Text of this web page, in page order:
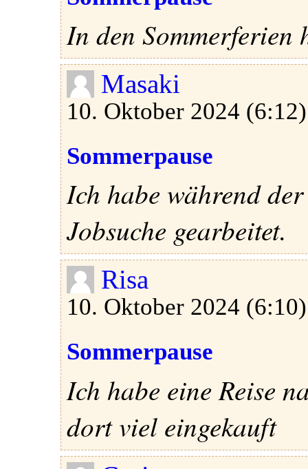
In den Sommerferien
Masaki
10. Oktober 2024 (6:12)
Sommerpause
Ich habe während
Jobsuche gearbeitet.
Risa
10. Oktober 2024 (6:10)
Sommerpause
Ich habe eine Reise
dort viel eingekauft